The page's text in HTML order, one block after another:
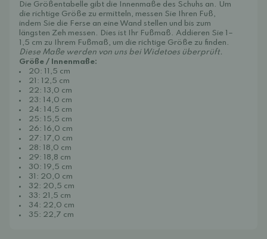
Die Größentabelle gibt die Innenmaße des Schuhs an. Um
die richtige Größe zu ermitteln, messen Sie Ihren Fuß,
indem Sie die Ferse an eine Wand stellen und bis zum
längsten Zeh messen. Dies ist Ihr Fußmaß. Addieren Sie 1–
1,5 cm zu Ihrem Fußmaß, um die richtige Größe zu finden.
Diese Maße werden von uns bei Widetoes überprüft.
Größe / Innenmaße:
20: 11,5 cm
21: 12,5 cm
22: 13,0 cm
23: 14,0 cm
24: 14,5 cm
25: 15,5 cm
26: 16,0 cm
27: 17,0 cm
28: 18,0 cm
29: 18,8 cm
30: 19,5 cm
31: 20,0 cm
32: 20,5 cm
33: 21,5 cm
34: 22,0 cm
35: 22,7 cm